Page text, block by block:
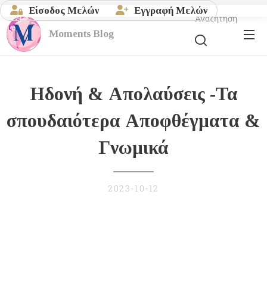
Είσοδος Μελών Εγγραφή Μελών
Moments Blog
Αναζήτηση
Ηδονή & Απολαύσεις -Τα
σπουδαιότερα Αποφθέγματα &
Γνωμικά
2023-10-12